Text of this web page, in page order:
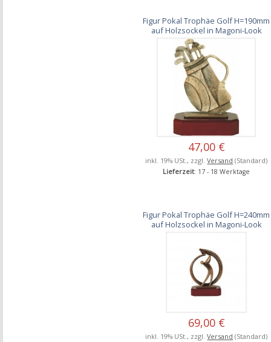
Figur Pokal Trophäe Golf H=190mm
auf Holzsockel in Magoni-Look
47,00 €
inkl. 19% USt., zzgl.Versand (Standard)
Lieferzeit: 17 - 18 Werktage
Figur Pokal Trophäe Golf H=240mm
auf Holzsockel in Magoni-Look
69,00 €
inkl. 19% USt., zzgl.Versand (Standard)